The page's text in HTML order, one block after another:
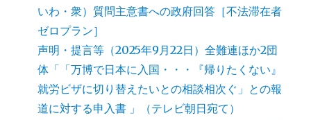
いわ・衆）質問主意書への政府回答［不法滞在者
ゼロプラン］
声明・提言等（2025年9月22日）全難連ほか2団
体「「万博で日本に入国・・・『帰りたくない』
就労ビザに切り替えたいとの相談相次ぐ」との報
道に対する申入書 」（テレビ朝日宛て）